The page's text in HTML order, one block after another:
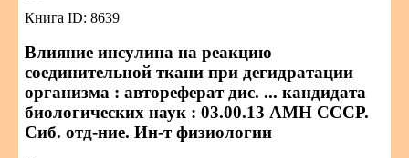
Книга ID: 8639
Влияние инсулина на реакцию
соединительной ткани при дегидратации
организма : автореферат дис. ... кандидата
биологических наук : 03.00.13 АМН СССР.
Сиб. отд-ние. Ин-т физиологии